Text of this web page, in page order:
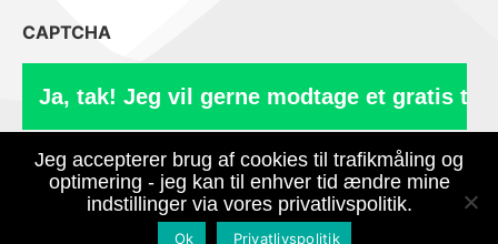
Indhent tilbud
CAPTCHA
Jeg accepterer brug af cookies til trafikmåling og
optimering - jeg kan til enhver tid ændre mine
indstillinger via vores privatlivspolitik.
Ok Privatlivspolitik